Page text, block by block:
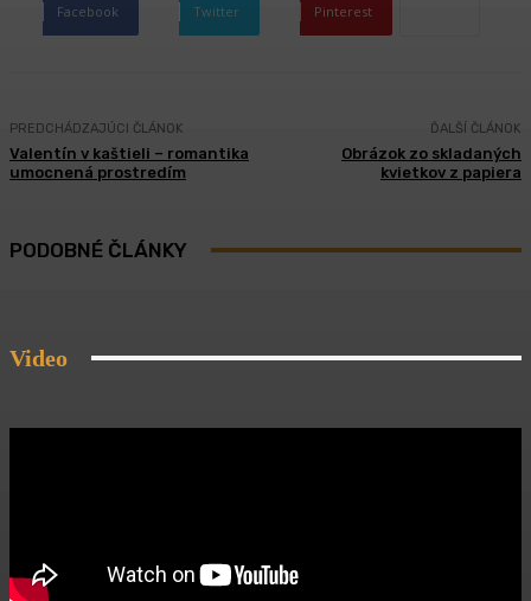
Facebook Twitter Pinterest
PREDCHÁDZAJÚCI ČLÁNOK
Valentín v kaštieli – romantika
umocnená prostredím
ĎALŠÍ ČLÁNOK
Obrázok zo skladaných
kvietkov z papiera
PODOBNÉ ČLÁNKY
Video